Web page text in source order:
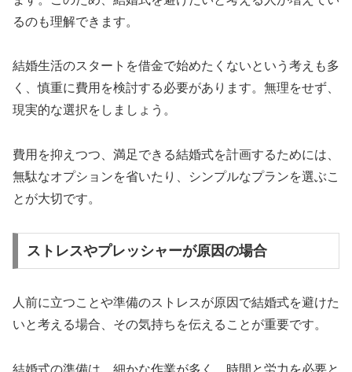
るのも理解できます。
結婚生活のスタートを借金で始めたくないという考えも多
く、慎重に費用を検討する必要があります。無理をせず、
現実的な選択をしましょう。
費用を抑えつつ、満足できる結婚式を計画するためには、
無駄なオプションを省いたり、シンプルなプランを選ぶこ
とが大切です。
ストレスやプレッシャーが原因の場合
人前に立つことや準備のストレスが原因で結婚式を避けた
いと考える場合、その気持ちを伝えることが重要です。
結婚式の準備は、細かな作業が多く、時間と労力を必要と